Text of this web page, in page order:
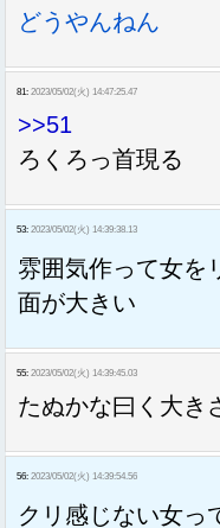
どうやんねん
81: 2023/05/02(火) 14:47:25.47
>>51
ろくろっ首現る
53: 2023/05/02(火) 14:39:38.13
雰囲気作って女を
面が大きい
55: 2023/05/02(火) 14:39:45.03
たぬかな曰く大き
56: 2023/05/02(火) 14:39:54.56
クリ感じない女っ